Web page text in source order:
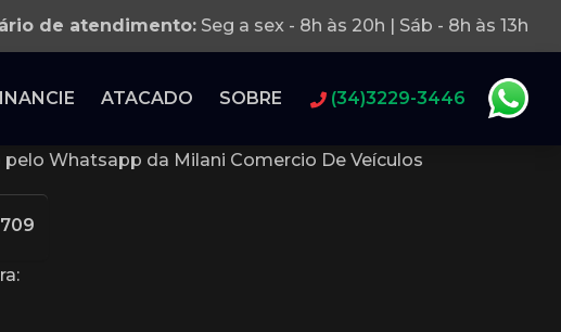
de atendimento: Seg a sex - 8h às 20h | Sáb - 8h às 13h
ATACADO SOBRE (34)3229-3446
Whatsapp da Milani Comercio De Veículos